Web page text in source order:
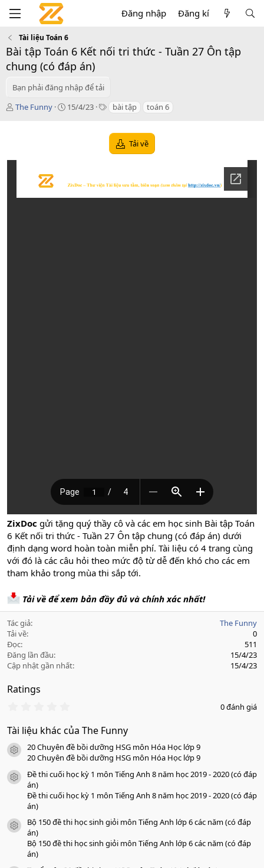
Đăng nhập Đăng kí
Tài liệu Toán 6
Bài tập Toán 6 Kết nối tri thức - Tuần 27 Ôn tập
chung (có đáp án)
Bạn phải đăng nhập để tải
T
ả
The Funny
C15/4/23
T
s
bài tập toán 6
Tải về
ZixDoc gửi tặng quý thầy cô và các em học sinh Bài tập Toán
6 Kết nối tri thức - Tuần 27 Ôn tập chung (có đáp án) dưới
định dạng word hoàn toàn miễn phí. Tài liệu có 4 trang cùng
với đó là các câu hỏi theo mức độ từ dễ đến khó cho các em
tham khảo trong mùa thi sắp tới.
Tải về để xem bản đầy đủ và chính xác nhất!
Tác giả
The Funny
Tải về
0
Đọc
511
Đăng lần đầu
15/4/23
Cập nhật gần nhất
15/4/23
Ratings
0
0
s
a
o
0 đánh giá
Tài liệu khác của The Funny
icon tài liệu
20 Chuyên đề bồi dưỡng HSG môn Hóa Học lớp 9
20 Chuyên đề bồi dưỡng HSG môn Hóa Học lớp 9
icon tài liệu
Đề thi cuối học kỳ 1 môn Tiếng Anh 8 năm học 2019 - 2020 (có đáp
án)
Đề thi cuối học kỳ 1 môn Tiếng Anh 8 năm học 2019 - 2020 (có đáp
án)
icon tài liệu
Bộ 150 đề thi học sinh giỏi môn Tiếng Anh lớp 6 các năm (có đáp
án)
Bộ 150 đề thi học sinh giỏi môn Tiếng Anh lớp 6 các năm (có đáp
án)